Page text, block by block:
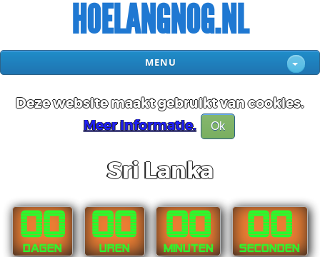
HOELANGNOG.NL
MENU
Deze website maakt gebruikt van cookies.
Meer informatie.
Ok
Sri Lanka
00
DAGEN
00
UREN
00
MINUTEN
00
SECONDEN